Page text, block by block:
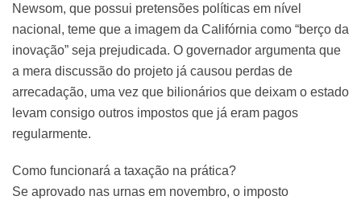
Newsom, que possui pretensões políticas em nível
nacional, teme que a imagem da Califórnia como “berço da
inovação” seja prejudicada. O governador argumenta que
a mera discussão do projeto já causou perdas de
arrecadação, uma vez que bilionários que deixam o estado
levam consigo outros impostos que já eram pagos
regularmente.
Como funcionará a taxação na prática?
Se aprovado nas urnas em novembro, o imposto